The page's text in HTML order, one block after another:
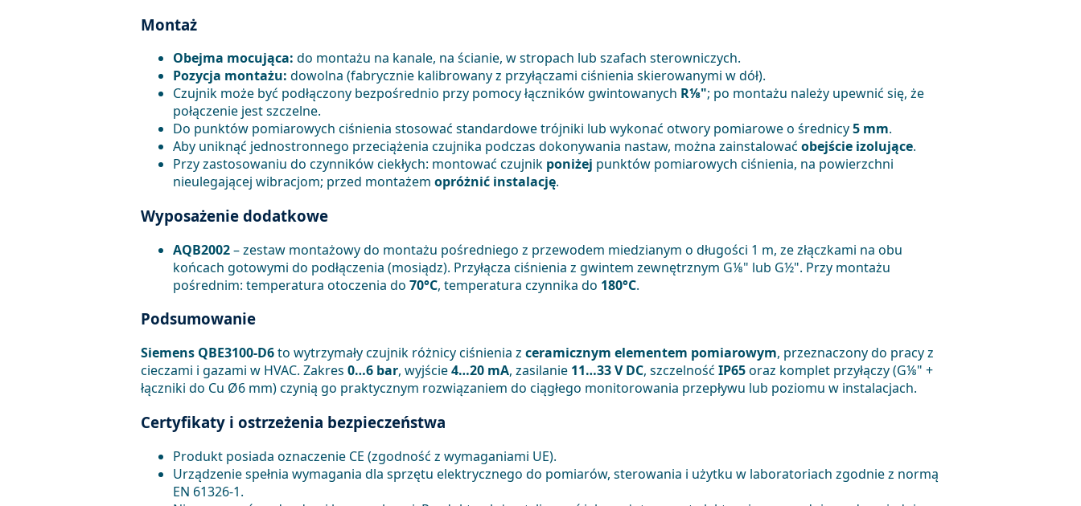
Montaż
Obejma mocująca: do montażu na kanale, na ścianie, w stropach lub szafach sterowniczych.
Pozycja montażu: dowolna (fabrycznie kalibrowany z przyłączami ciśnienia skierowanymi w dół).
Czujnik może być podłączony bezpośrednio przy pomocy łączników gwintowanych R⅛"; po montażu należy upewnić się, że
połączenie jest szczelne.
Do punktów pomiarowych ciśnienia stosować standardowe trójniki lub wykonać otwory pomiarowe o średnicy5 mm.
Aby uniknąć jednostronnego przeciążenia czujnika podczas dokonywania nastaw, można zainstalować obejście izolujące.
Przy zastosowaniu do czynników ciekłych: montować czujnik poniżej punktów pomiarowych ciśnienia, na powierzchni
nieulegającej wibracjom; przed montażem opróżnić instalację.
Wyposażenie dodatkowe
AQB2002– zestaw montażowy do montażu pośredniego z przewodem miedzianym o długości 1 m, ze złączkami na obu
końcach gotowymi do podłączenia (mosiądz). Przyłącza ciśnienia z gwintem zewnętrznym G⅛" lub G½". Przy montażu
pośrednim: temperatura otoczenia do 70°C, temperatura czynnika do 180°C.
Podsumowanie
Siemens QBE3100-D6to wytrzymały czujnik różnicy ciśnienia z ceramicznym elementem pomiarowym, przeznaczony do pracy z
cieczami i gazami w HVAC. Zakres 0…6 bar, wyjście4…20 mA, zasilanie 11…33 V DC, szczelność IP65oraz komplet przyłączy (G⅛" +
łączniki do Cu Ø6 mm) czynią go praktycznym rozwiązaniem do ciągłego monitorowania przepływu lub poziomu w instalacjach.
Certyfikaty i ostrzeżenia bezpieczeństwa
Produkt posiada oznaczenie CE (zgodność z wymaganiami UE).
Urządzenie spełnia wymagania dla sprzętu elektrycznego do pomiarów, sterowania i użytku w laboratoriach zgodnie z normą
EN 61326-1.